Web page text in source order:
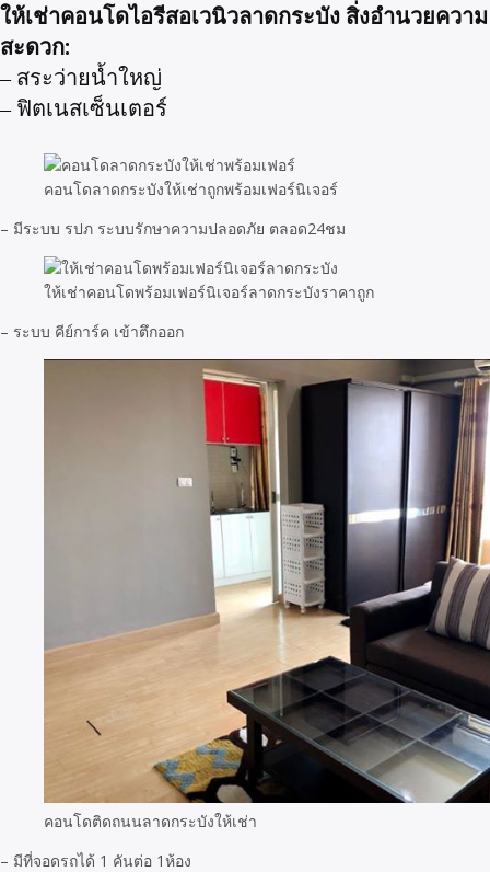
ให้เช่าคอนโดไอรีสอเวนิวลาดกระบัง สิ่งอำนวยความ
สะดวก:
– สระว่ายน้ำใหญ่
– ฟิตเนสเซ็นเตอร์
คอนโดลาดกระบังให้เช่าถูกพร้อมเฟอร์นิเจอร์
– มีระบบ รปภ ระบบรักษาความปลอดภัย ตลอด24ชม
ให้เช่าคอนโดพร้อมเฟอร์นิเจอร์ลาดกระบังราคาถูก
– ระบบ คีย์การ์ค เข้าตึกออก
คอนโดติดถนนลาดกระบังให้เช่า
– มีที่จอดรถได้ 1 คันต่อ 1ห้อง